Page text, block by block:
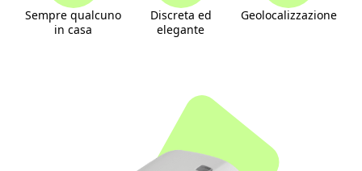
Sempre qualcuno
in casa
Discreta ed
elegante
Geolocalizzazione